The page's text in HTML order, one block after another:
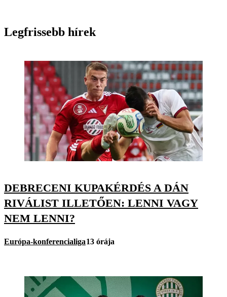
Legfrissebb hírek
DEBRECENI KUPAKÉRDÉS A DÁN
RIVÁLIST ILLETŐEN: LENNI VAGY
NEM LENNI?
Európa-konferencialiga13 órája